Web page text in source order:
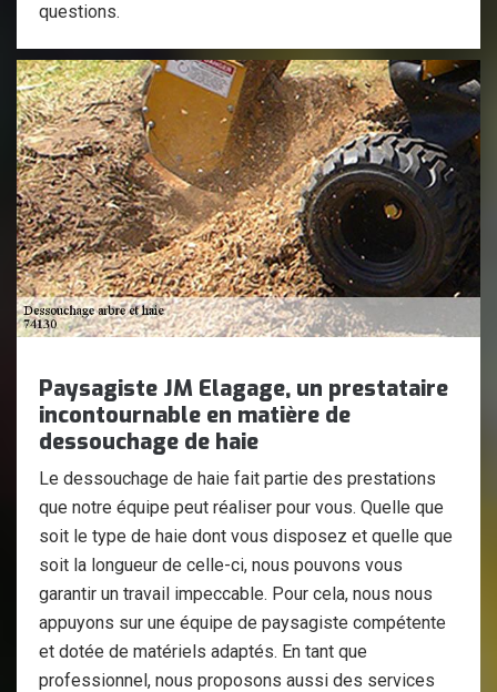
questions.
Paysagiste JM Elagage, un prestataire
incontournable en matière de
dessouchage de haie
Le dessouchage de haie fait partie des prestations
que notre équipe peut réaliser pour vous. Quelle que
soit le type de haie dont vous disposez et quelle que
soit la longueur de celle-ci, nous pouvons vous
garantir un travail impeccable. Pour cela, nous nous
appuyons sur une équipe de paysagiste compétente
et dotée de matériels adaptés. En tant que
professionnel, nous proposons aussi des services